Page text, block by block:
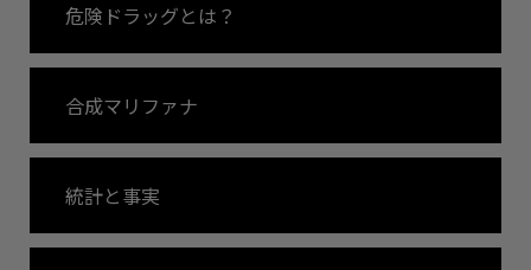
危険ドラッグとは？
合成マリファナ
統計と事実